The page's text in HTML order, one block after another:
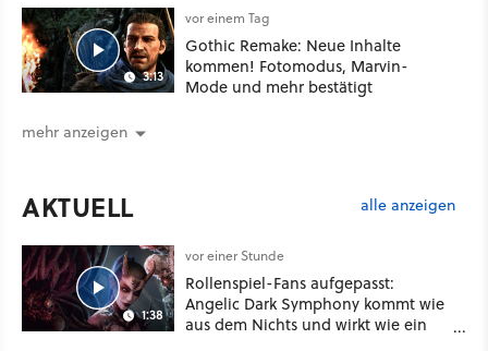
Mass Effect
3:13
vor einem Tag
Gothic Remake: Neue Inhalte
kommen! Fotomodus, Marvin-
Mode und mehr bestätigt
mehr anzeigen
AKTUELL alle anzeigen
1:38
vor einer Stunde
Rollenspiel-Fans aufgepasst:
Angelic Dark Symphony kommt wie
aus dem Nichts und wirkt wie ein